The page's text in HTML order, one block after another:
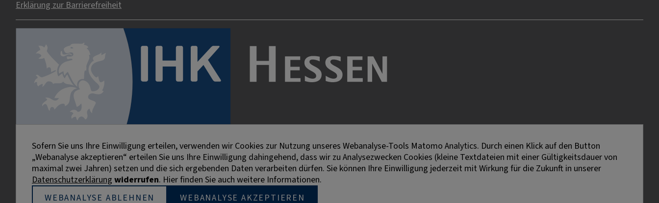
Erklärung zur Barrierefreiheit
Externe Links sind mit dem Symbol
gekennzeichnet.
Sofern Sie uns Ihre Einwilligung erteilen, verwenden wir Cookies zur Nutzung unseres Webanalyse-Tools Matomo Analytics. Durch einen Klick auf den Button
„Webanalyse akzeptieren“ erteilen Sie uns Ihre Einwilligung dahingehend, dass wir zu Analysezwecken Cookies (kleine Textdateien mit einer Gültigkeitsdauer von
maximal zwei Jahren) setzen und die sich ergebenden Daten verarbeiten dürfen. Sie können Ihre Einwilligung jederzeit mit Wirkung für die Zukunft in unserer
Datenschutzerklärung widerrufen. Hier finden Sie auch weitere Informationen.
WEBANALYSE ABLEHNEN
WEBANALYSE AKZEPTIEREN